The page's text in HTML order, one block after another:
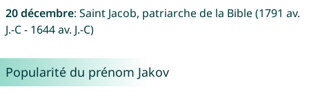
20 décembre: Saint Jacob, patriarche de la Bible (1791 av.
J.-C - 1644 av. J.-C)
Popularité du prénom Jakov